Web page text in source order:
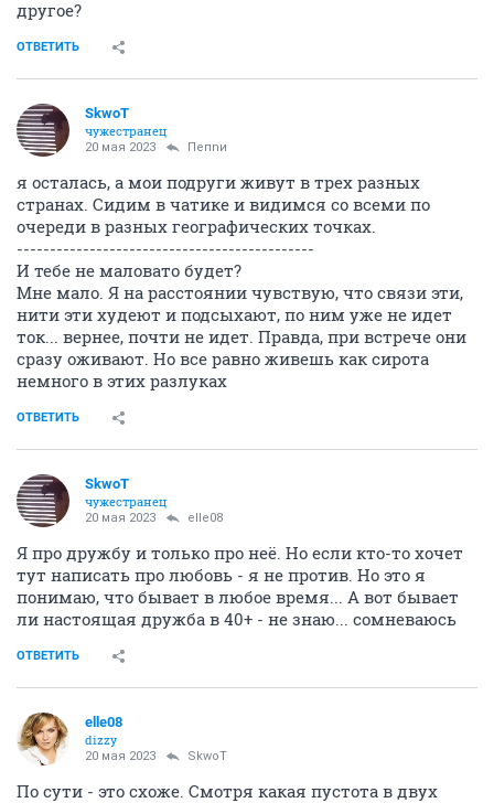
другое?
ОТВЕТИТЬ
SkwоT
чужестранец
20 мая 2023 Пепnи
я осталась, а мои подруги живут в трех разных
странах. Сидим в чатике и видимся со всеми по
очереди в разных географических точках.
---------------------------------------------
И тебе не маловато будет?
Мне мало. Я на расстоянии чувствую, что связи эти,
нити эти худеют и подсыхают, по ним уже не идет
ток... вернее, почти не идет. Правда, при встрече они
сразу оживают. Но все равно живешь как сирота
немного в этих разлуках
ОТВЕТИТЬ
SkwоT
чужестранец
20 мая 2023 elle08
Я про дружбу и только про неё. Но если кто-то хочет
тут написать про любовь - я не против. Но это я
понимаю, что бывает в любое время... А вот бывает
ли настоящая дружба в 40+ - не знаю... сомневаюсь
ОТВЕТИТЬ
elle08
dizzy
20 мая 2023 SkwоT
По сути - это схоже. Смотря какая пустота в двух